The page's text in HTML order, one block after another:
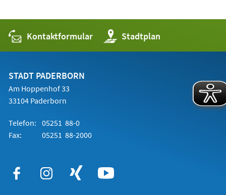
Kontaktformular Stadtplan
(Öffnet
in
einem
STADT PADERBORN
Am Hoppenhof 33
33104 Paderborn
Telefon: 05251 88-0
Fax:
05251 88-2000